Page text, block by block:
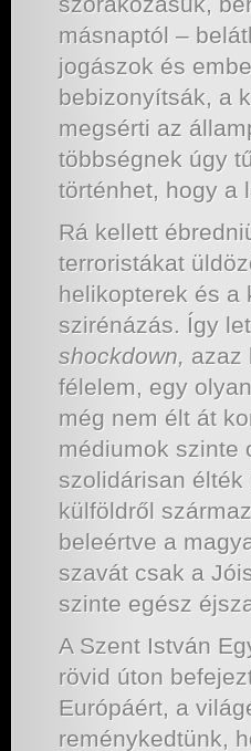
másnaptól –
jogászok és
bebizonyítsák, a
megsérti az
többségnek úgy
történhet, hogy a
Rá kellett
terroristákat
helikopterek és a
szirénázás. Így
shockdown, azaz
félelem, egy
még nem élt át
médiumok szinte
szolidárisan
külföldről
beleértve a
szavát csak a
szinte egész
A Szent István
rövid úton
Európáért, a
reménykedtünk,